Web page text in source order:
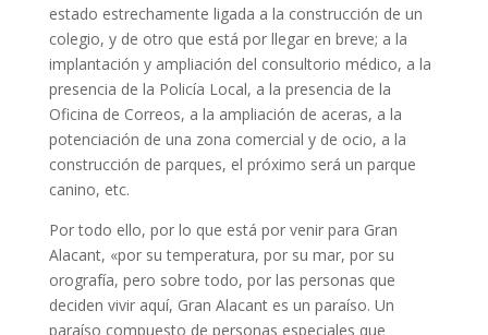
estado estrechamente ligada a la construcción de un
colegio, y de otro que está por llegar en breve; a la
implantación y ampliación del consultorio médico, a la
presencia de la Policía Local, a la presencia de la
Oficina de Correos, a la ampliación de aceras, a la
potenciación de una zona comercial y de ocio, a la
construcción de parques, el próximo será un parque
canino, etc.
Por todo ello, por lo que está por venir para Gran
Alacant, «por su temperatura, por su mar, por su
orografía, pero sobre todo, por las personas que
deciden vivir aquí, Gran Alacant es un paraíso. Un
paraíso compuesto de personas especiales que